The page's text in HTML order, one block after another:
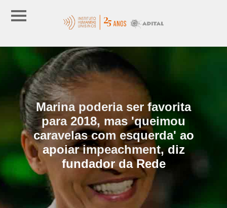
Marina poderia ser favorita
para 2018, mas 'queimou
caravelas com esquerda' ao
apoiar impeachment, diz
fundador da Rede